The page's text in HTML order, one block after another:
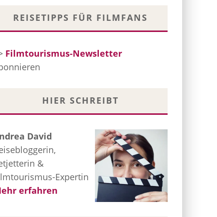
REISETIPPS FÜR FILMFANS
Filmtourismus-Newsletter
HIER SCHREIBT
David
&
Expertin
erfahren